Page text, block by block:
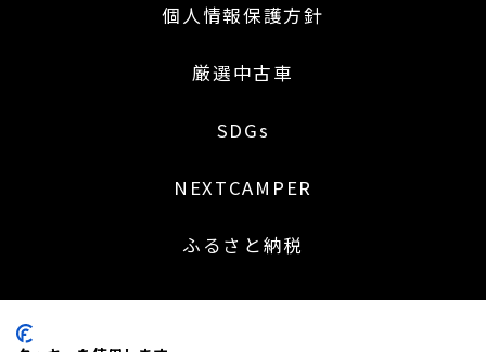
個人情報保護方針
厳選中古車
SDGs
NEXTCAMPER
ふるさと納税